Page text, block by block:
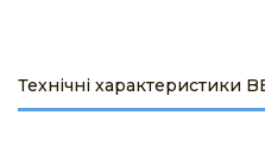
Технічні характеристики